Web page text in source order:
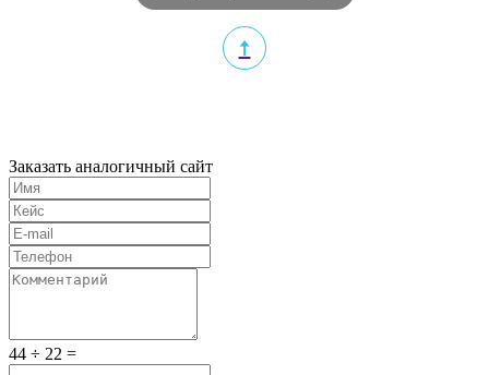
Заказать аналогичный сайт
44 ÷ 22 =